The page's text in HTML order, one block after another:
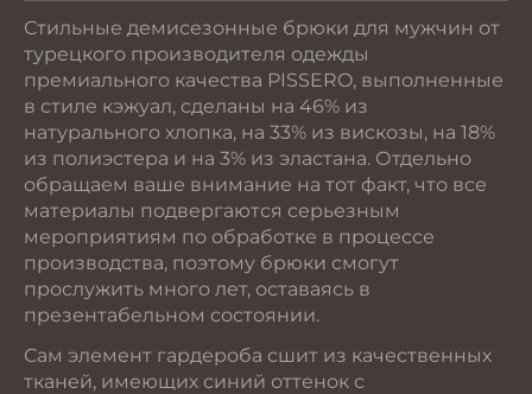
Стильные демисезонные брюки для мужчин от
турецкого производителя одежды
премиального качества PISSERO, выполненные
в стиле кэжуал, сделаны на 46% из
натурального хлопка, на 33% из вискозы, на 18%
из полиэстера и на 3% из эластана. Отдельно
обращаем ваше внимание на тот факт, что все
материалы подвергаются серьезным
мероприятиям по обработке в процессе
производства, поэтому брюки смогут
прослужить много лет, оставаясь в
презентабельном состоянии.
Сам элемент гардероба сшит из качественных
тканей, имеющих синий оттенок с